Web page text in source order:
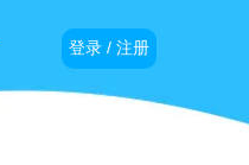
登录 / 注册